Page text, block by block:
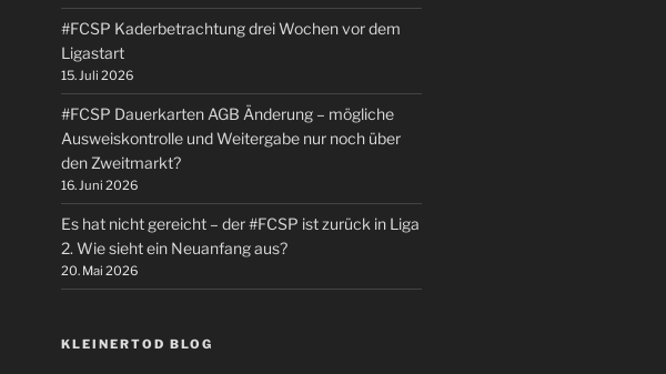
#FCSP Kaderbetrachtung drei Wochen vor dem
Ligastart
15. Juli 2026
#FCSP Dauerkarten AGB Änderung – mögliche
Ausweiskontrolle und Weitergabe nur noch über
den Zweitmarkt?
16. Juni 2026
Es hat nicht gereicht – der #FCSP ist zurück in Liga
2. Wie sieht ein Neuanfang aus?
20. Mai 2026
KLEINERTOD BLOG